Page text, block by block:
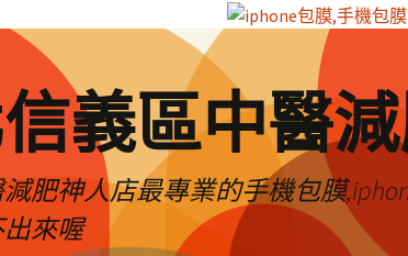
義區中醫
肥神人店最專業的手機包膜
來喔